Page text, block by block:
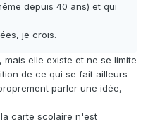
depuis 40 ans) et qui
je crois.
elle existe et ne se limite
de ce qui se fait ailleurs
parler une idée,
carte scolaire n'est